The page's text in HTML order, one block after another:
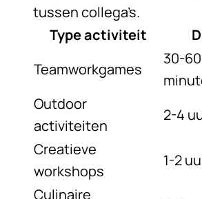
tussen collega’s.
Type activiteit
Teamworkgames
30-60
Outdoor
activiteiten
2-4
Creatieve
workshops
1-2
Culinaire